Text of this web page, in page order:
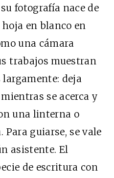
fotografía nace de
en blanco en
una cámara
trabajos muestran
deja
se acerca y
una linterna o
guiarse, se vale
asistente. El
de escritura con